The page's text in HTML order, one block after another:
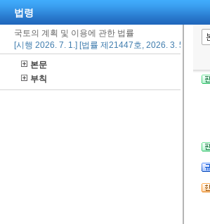
법령
국토의 계획 및 이용에 관한 법률
[시행 2026. 7. 1.] [법률 제21447호, 2026. 3. 5., 타법
본문
부칙